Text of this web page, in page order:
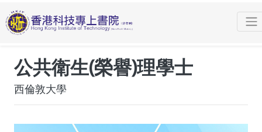
課程 學士學位 公共衛生(榮譽)理學士 (西倫敦大學) 課程概覽
公共衛生(榮譽)理學士
西倫敦大學